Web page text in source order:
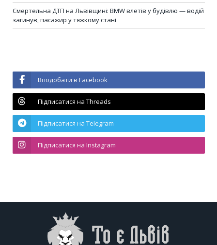
Смертельна ДТП на Львівщині: BMW влетів у будівлю — водій
загинув, пасажир у тяжкому стані
Вподобати в Facebook
Підписатися на Threads
Підписатися на Telegram
Підписатися на Instagram